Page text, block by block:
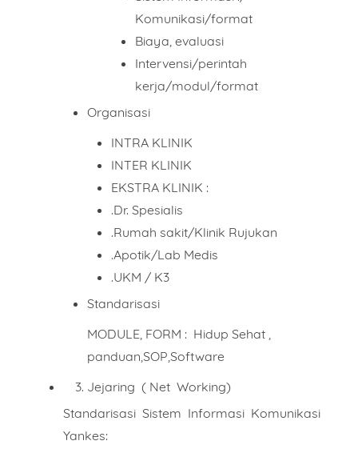
Komunikasi/format
Biaya, evaluasi
Intervensi/perintah
kerja/modul/format
Organisasi
INTRA KLINIK
INTER KLINIK
EKSTRA KLINIK :
.Dr. Spesialis
.Rumah sakit/Klinik Rujukan
.Apotik/Lab Medis
.UKM / K3
Standarisasi
MODULE, FORM : Hidup Sehat ,
panduan,SOP,Software
Jejaring ( Net Working)
Standarisasi Sistem Informasi Komunikasi
Yankes: